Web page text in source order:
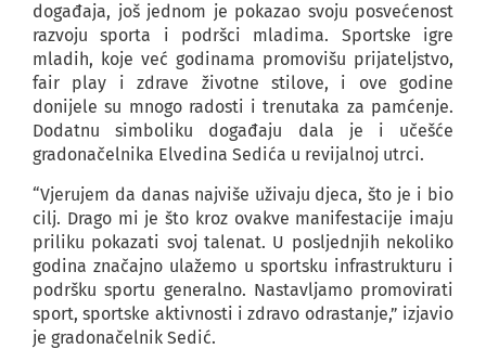
događaja, još jednom je pokazao svoju posvećenost
razvoju sporta i podršci mladima. Sportske igre
mladih, koje već godinama promovišu prijateljstvo,
fair play i zdrave životne stilove, i ove godine
donijele su mnogo radosti i trenutaka za pamćenje.
Dodatnu simboliku događaju dala je i učešće
gradonačelnika Elvedina Sedića u revijalnoj utrci.
“Vjerujem da danas najviše uživaju djeca, što je i bio
cilj. Drago mi je što kroz ovakve manifestacije imaju
priliku pokazati svoj talenat. U posljednjih nekoliko
godina značajno ulažemo u sportsku infrastrukturu i
podršku sportu generalno. Nastavljamo promovirati
sport, sportske aktivnosti i zdravo odrastanje,” izjavio
je gradonačelnik Sedić.